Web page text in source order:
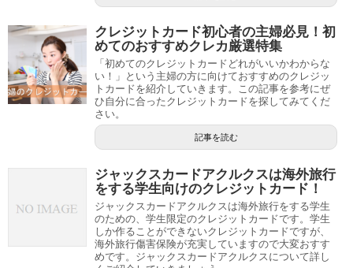
クレジットカード初心者の主婦必見！初
めてのおすすめクレカ厳選特集
「初めてのクレジットカードどれがいいかわからな
い！」という主婦の方に向けておすすめのクレジッ
トカードを紹介していきます。この記事を参考にぜ
ひ自分に合ったクレジットカードを探してみてくだ
さい。
記事を読む
ジャックスカードアクルクスは海外旅行
をする学生向けのクレジットカード！
ジャックスカードアクルクスは海外旅行をする学生
のための、学生限定のクレジットカードです。学生
しか作ることができないクレジットカードですが、
海外旅行傷害保険が充実していますので大変おすす
めです。ジャックスカードアクルクスについて詳し